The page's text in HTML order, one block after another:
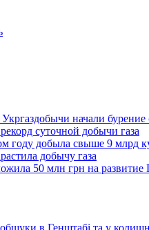
начали
суточной добычи газа
году добыла свыше 9 млрд
добычу газа
50 млн грн на